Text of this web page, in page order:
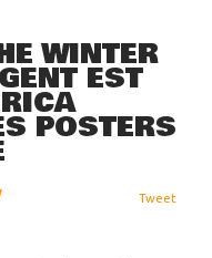
WINTER
EST
POSTERS
Tweet